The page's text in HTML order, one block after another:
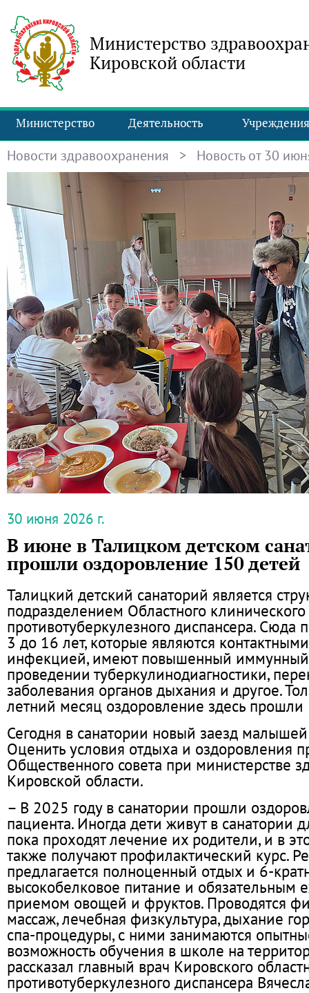
Министерство
Кировской области
Министерство Деятельность Учреждения
Новости здравоохранения > Новость от 30
30 июня 2026 г.
В июне в Талицком детском
прошли оздоровление 150 детей
Талицкий детский санаторий является
подразделением Областного клинического
противотуберкулезного диспансера. Сюда
3 до 16 лет, которые являются
инфекцией, имеют повышенный иммунный
проведении туберкулинодиагностики,
заболевания органов дыхания и другое.
летний месяц оздоровление здесь
Сегодня в санатории новый заезд
Оценить условия отдыха и оздоровления
Общественного совета при министерстве
Кировской области.
– В 2025 году в санатории прошли
пациента. Иногда дети живут в санатории
пока проходят лечение их родители, и в
также получают профилактический курс.
предлагается полноценный отдых и 6-
высокобелковое питание и обязательным
приемом овощей и фруктов. Проводятся
массаж, лечебная физкультура, дыхание
спа-процедуры, с ними занимаются
возможность обучения в школе на
рассказал главный врач Кировского
противотуберкулезного диспансера